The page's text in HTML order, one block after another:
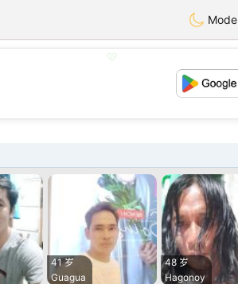
Mode
41 岁
Guagua
48 岁
Hagonoy